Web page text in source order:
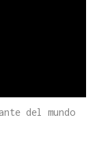
del mundo